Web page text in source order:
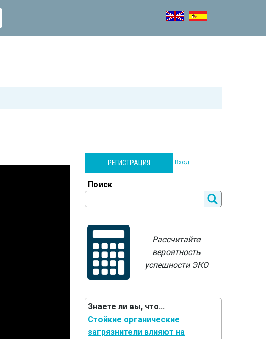
РЕГИСТРАЦИЯ Вход
Поиск
Рассчитайте
вероятность
успешности ЭКО
Знаете ли вы, что...
Стойкие органические
загрязнители влияют на